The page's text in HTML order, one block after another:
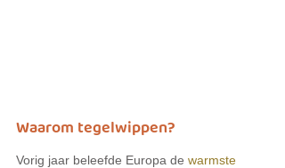
Waarom tegelwippen?
Vorig jaar beleefde Europa de warmste